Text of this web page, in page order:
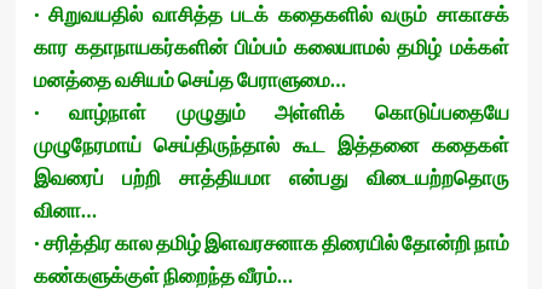
· சிறுவயதில் வாசித்த படக் கதைகளில் வரும் சாகாசக்
கார கதாநாயகர்களின் பிம்பம் கலையாமல் தமிழ் மக்கள்
மனத்தை வசியம் செய்த பேராளுமை…
· வாழ்நாள் முழுதும் அள்ளிக் கொடுப்பதையே
முழுநேரமாய் செய்திருந்தால் கூட இத்தனை கதைகள்
இவரைப் பற்றி சாத்தியமா என்பது விடையற்றதொரு
வினா…
· சரித்திர கால தமிழ் இளவரசனாக திரையில் தோன்றி நாம்
கண்களுக்குள் நிறைந்த வீரம்…